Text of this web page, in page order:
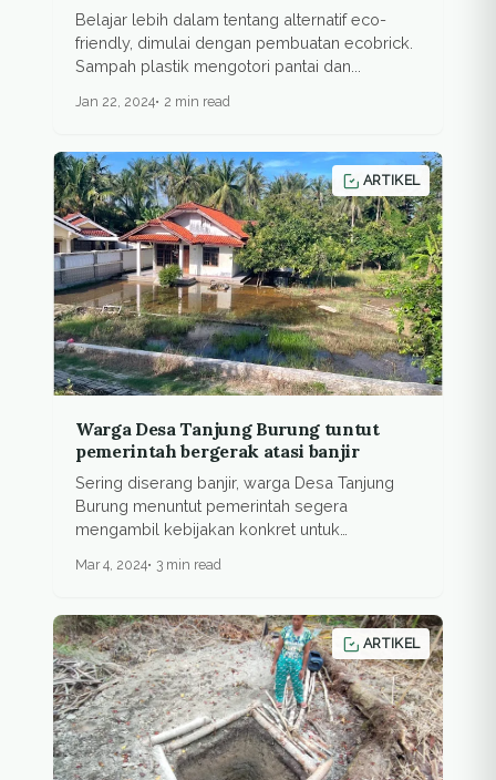
Belajar lebih dalam tentang alternatif eco-
friendly, dimulai dengan pembuatan ecobrick.
Sampah plastik mengotori pantai dan...
Jan 22, 2024 2 min read
ARTIKEL
Warga Desa Tanjung Burung tuntut
pemerintah bergerak atasi banjir
Sering diserang banjir, warga Desa Tanjung
Burung menuntut pemerintah segera
mengambil kebijakan konkret untuk
Mar 4, 2024 3 min read
ARTIKEL